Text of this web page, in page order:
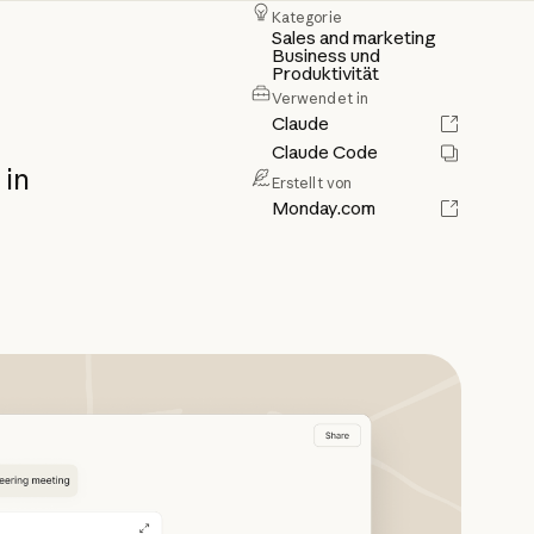
in
Kategorie
Sales and marketing
Business und
Produktivität
Verwendet in
Claude
Claude Code
Erstellt von
Monday.com